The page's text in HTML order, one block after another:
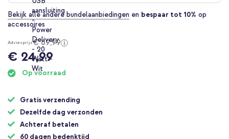
Bekijk alle andere bundelaanbiedingen en bespaar tot 10% op
accessoires
Adviesprijs€ 69,99
€ 24,99
Op voorraad
Gratis verzending
Dezelfde dag verzonden
Achteraf betalen
60 dagen bedenktijd